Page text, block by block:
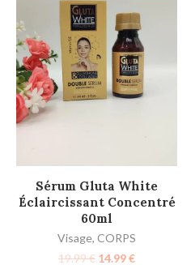
AJOUTER AU PANIER
Sérum Gluta White
Éclaircissant Concentré
60ml
Visage, CORPS
19.99€ 14.99€